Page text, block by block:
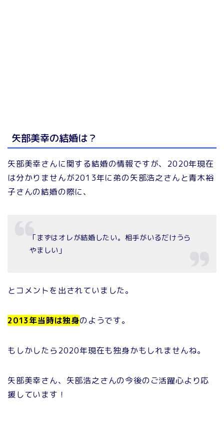
矢部美幸の結婚は？
矢部美幸さんに関する結婚の情報ですが、2020年現在
は分かりませんが2013年に弟の矢部浩之さんと青木裕
子さんの結婚の際に、
「まずはオレが結婚したい。相手がいるだけうら
やましい」
とコメントを出されていました。
2013年当時は独身のようです。
もしかしたら2020年現在も独身かもしれませんね。
矢部美幸さん、矢部浩之さんの今後のご活躍心より応
援しています！